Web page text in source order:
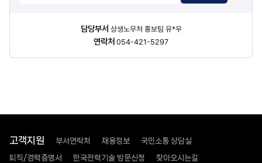
담당부서 상생노무처 홍보팀 유*우
연락처 054-421-5297
고객지원 부서연락처 채용정보 국민소통 상담실
퇴직/경력증명서 한국전력기술 방문신청 찾아오시는길